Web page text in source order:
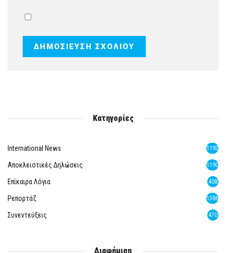
Κατηγορίες
International News 1192
Αποκλειστικές Δηλώσεις 1190
Επίκαιρα Λόγια 408
Ρεπορτάζ 1386
Συνεντεύξεις 470
Διαφήμιση